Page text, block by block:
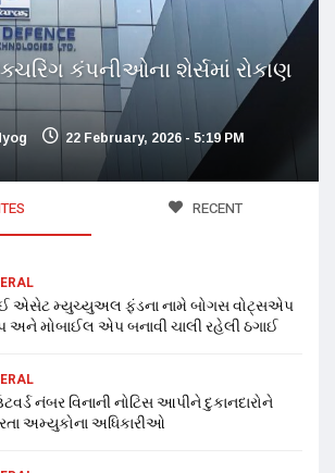
કંપનીઓના શેર્સમાં રોકાણ
22 February, 2026 - 5:19 PM
RECENT
એસેટ મ્યુચ્યુઅલ ફંડના નામે બોગસ વોટ્સએપ
અને મોબાઈલ એપ બનાવી ચાલી રહેલી ઠગાઈ
નંબર વિનાની નોટિસ આપીને દુકાનદારોને
અમ્યુકોના અધિકારીઓ